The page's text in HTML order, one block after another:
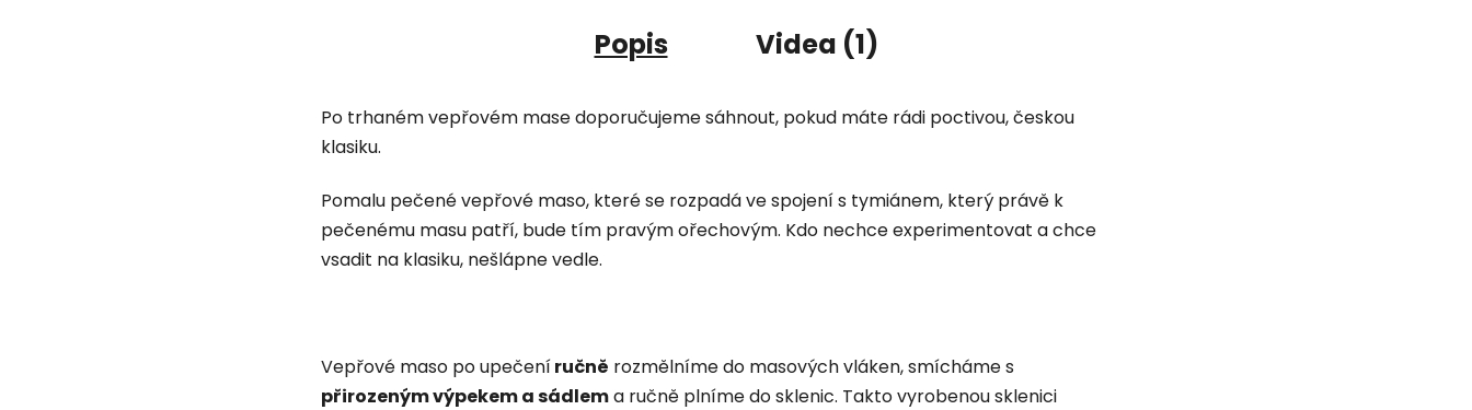
Popis Videa (1)
Po trhaném vepřovém mase doporučujeme sáhnout, pokud máte rádi poctivou, českou
klasiku.
Pomalu pečené vepřové maso, které se rozpadá ve spojení s tymiánem, který právě k
pečenému masu patří, bude tím pravým ořechovým. Kdo nechce experimentovat a chce
vsadit na klasiku, nešlápne vedle.
Vepřové maso po upečeníručně rozmělníme do masových vláken, smícháme s
přirozeným výpekem a sádlema ručně plníme do sklenic. Takto vyrobenou sklenici